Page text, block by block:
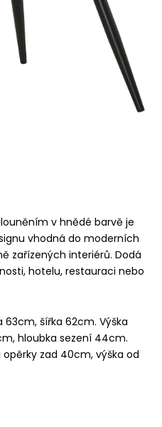
v hnědé barvě je
vhodná do moderních
zařízených interiérů. Dodá
hotelu, restauraci nebo
63cm, šířka 62cm. Výška
hloubka sezení 44cm.
opěrky zad 40cm, výška od